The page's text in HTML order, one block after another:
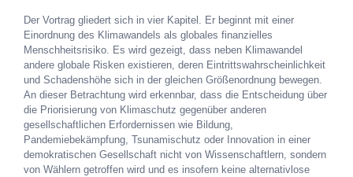
Der Vortrag gliedert sich in vier Kapitel. Er beginnt mit einer
Einordnung des Klimawandels als globales finanzielles
Menschheitsrisiko. Es wird gezeigt, dass neben Klimawandel
andere globale Risken existieren, deren Eintrittswahrscheinlichkeit
und Schadenshöhe sich in der gleichen Größenordnung bewegen.
An dieser Betrachtung wird erkennbar, dass die Entscheidung über
die Priorisierung von Klimaschutz gegenüber anderen
gesellschaftlichen Erfordernissen wie Bildung,
Pandemiebekämpfung, Tsunamischutz oder Innovation in einer
demokratischen Gesellschaft nicht von Wissenschaftlern, sondern
von Wählern getroffen wird und es insofern keine alternativlose